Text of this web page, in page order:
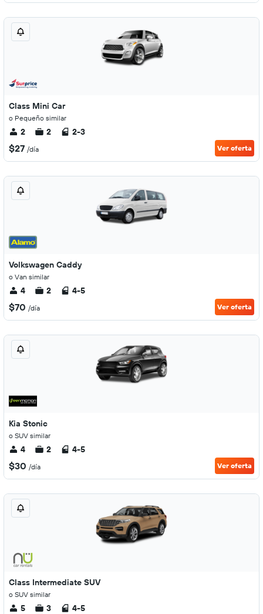
Class Mini Car
o Pequeño similar
2 2 2-3
$27 /día Ver oferta
Volkswagen Caddy
o Van similar
4 2 4-5
$70 /día Ver oferta
Kia Stonic
o SUV similar
4 2 4-5
$30 /día Ver oferta
Class Intermediate SUV
o SUV similar
5 3 4-5